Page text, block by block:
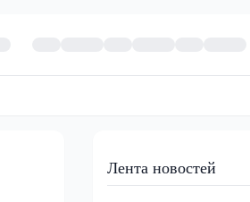
Лента новостей